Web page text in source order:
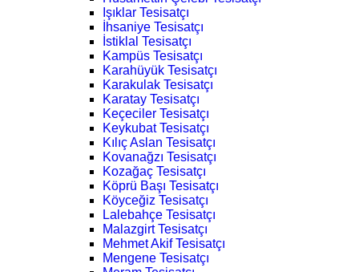
Işıklar Tesisatçı
İhsaniye Tesisatçı
İstiklal Tesisatçı
Kampüs Tesisatçı
Karahüyük Tesisatçı
Karakulak Tesisatçı
Karatay Tesisatçı
Keçeciler Tesisatçı
Keykubat Tesisatçı
Kılıç Aslan Tesisatçı
Kovanağzı Tesisatçı
Kozağaç Tesisatçı
Köprü Başı Tesisatçı
Köyceğiz Tesisatçı
Lalebahçe Tesisatçı
Malazgirt Tesisatçı
Mehmet Akif Tesisatçı
Mengene Tesisatçı